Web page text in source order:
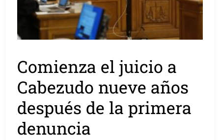
Comienza el juicio a
Cabezudo nueve años
después de la primera
denuncia